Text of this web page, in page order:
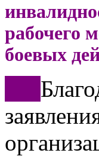
рабочего
боевых